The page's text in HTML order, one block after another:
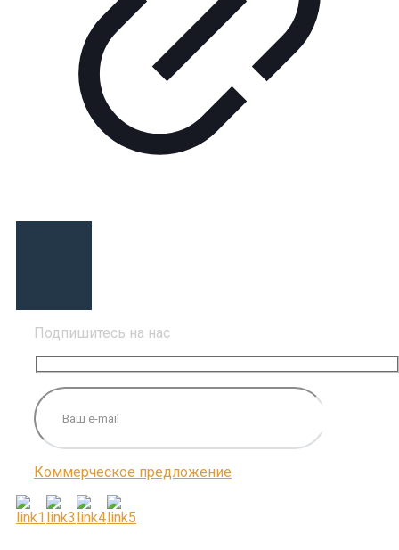
Подпишитесь на нас
Коммерческое предложение